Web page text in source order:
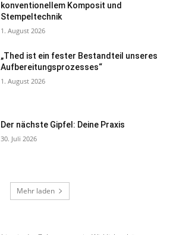
konventionellem Komposit und
Stempeltechnik
1. August 2026
„Thed ist ein fester Bestandteil unseres
Aufbereitungsprozesses“
1. August 2026
Der nächste Gipfel: Deine Praxis
30. Juli 2026
Mehr laden